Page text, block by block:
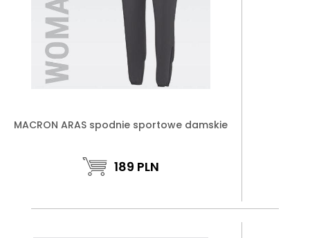
MACRON ARAS spodnie sportowe damskie
189 PLN